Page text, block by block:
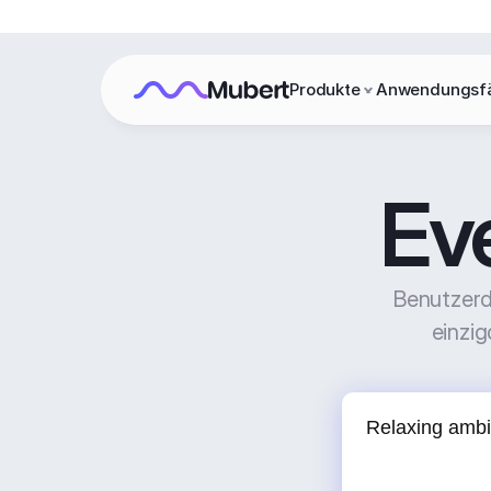
Produkte